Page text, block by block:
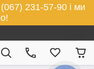
231-57-90 і ми